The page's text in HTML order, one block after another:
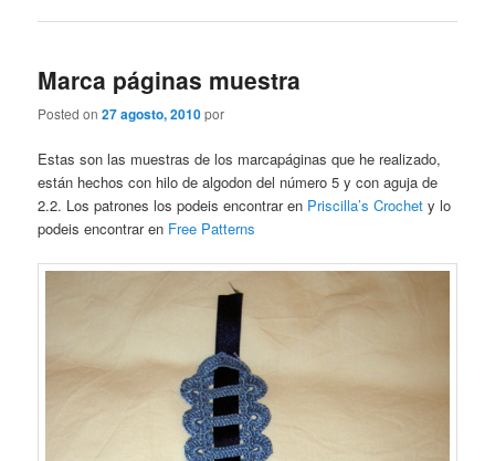
Marca páginas muestra
Posted on27 agosto, 2010por
Estas son las muestras de los marcapáginas que he realizado,
están hechos con hilo de algodon del número 5 y con aguja de
2.2. Los patrones los podeis encontrar en Priscilla’s Crochet y lo
podeis encontrar en Free Patterns